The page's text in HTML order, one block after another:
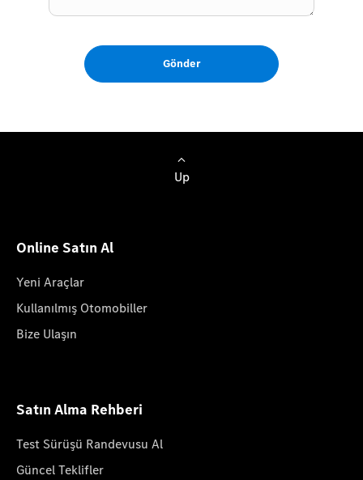
Gönder
Up
Online Satın Al
Yeni Araçlar
Kullanılmış Otomobiller
Bize Ulaşın
Satın Alma Rehberi
Test Sürüşü Randevusu Al
Güncel Teklifler